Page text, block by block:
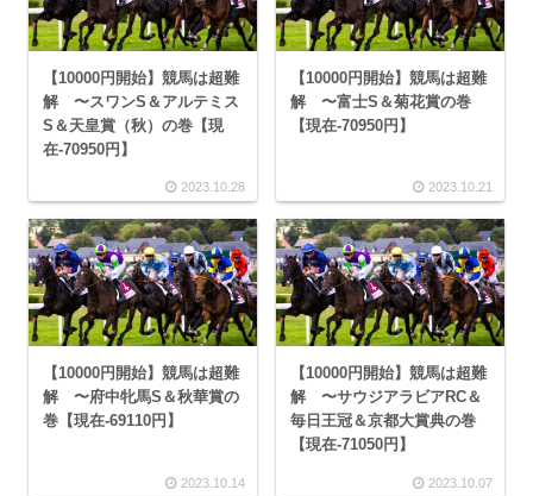
【10000円開始】競馬は超難
解 〜スワンS＆アルテミス
S＆天皇賞（秋）の巻【現
在-70950円】
2023.10.28
【10000円開始】競馬は超難
解 〜富士S＆菊花賞の巻
【現在-70950円】
2023.10.21
【10000円開始】競馬は超難
解 〜府中牝馬S＆秋華賞の
巻【現在-69110円】
2023.10.14
【10000円開始】競馬は超難
解 〜サウジアラビアRC＆
毎日王冠＆京都大賞典の巻
【現在-71050円】
2023.10.07